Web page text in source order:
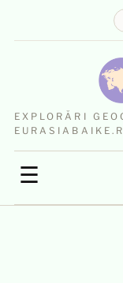
EXPLORĂRI
☰